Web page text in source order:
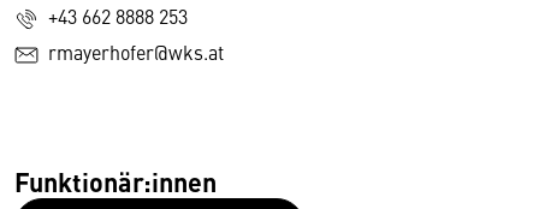
+43 662 8888 253
rmayerhofer@wks.at
Funktionär:innen